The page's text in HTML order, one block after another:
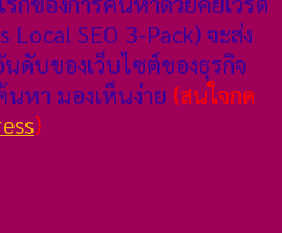
SEO 3-Pack) จะส่ง
ดับของเว็บไซต์ของธุรกิจ
นหา มองเห็นง่าย (สนใจกด
)